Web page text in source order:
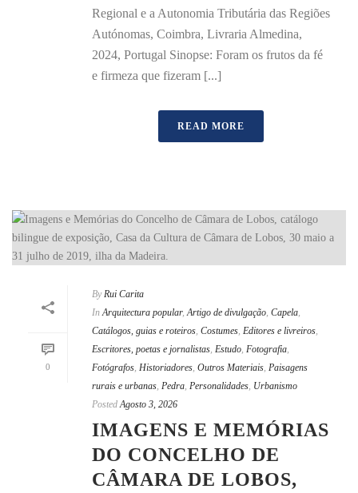
Regional e a Autonomia Tributária das Regiões
Autónomas, Coimbra, Livraria Almedina,
2024, Portugal Sinopse: Foram os frutos da fé
e firmeza que fizeram [...]
READ MORE
0
By Rui Carita
In Arquitectura popular,Artigo de divulgação, Capela,
Catálogos, guias e roteiros, Costumes, Editores e livreiros,
Escritores, poetas e jornalistas, Estudo, Fotografia,
Fotógrafos, Historiadores, Outros Materiais, Paisagens
rurais e urbanas, Pedra, Personalidades, Urbanismo
Posted Agosto 3, 2026
IMAGENS E MEMÓRIAS
DO CONCELHO DE
CÂMARA DE LOBOS,